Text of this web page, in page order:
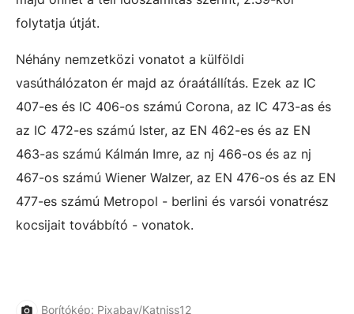
folytatja útját.
Néhány nemzetközi vonatot a külföldi
vasúthálózaton ér majd az óraátállítás. Ezek az IC
407-es és IC 406-os számú Corona, az IC 473-as és
az IC 472-es számú Ister, az EN 462-es és az EN
463-as számú Kálmán Imre, az nj 466-os és az nj
467-os számú Wiener Walzer, az EN 476-os és az EN
477-es számú Metropol - berlini és varsói vonatrész
kocsijait továbbító - vonatok.
Borítókép: Pixabay/Katniss12